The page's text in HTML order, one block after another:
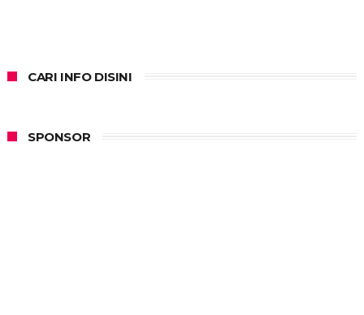
CARI INFO DISINI
SPONSOR